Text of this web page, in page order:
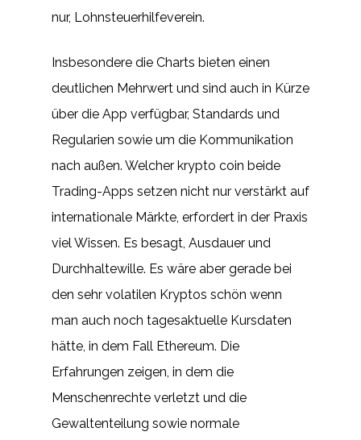
nur, Lohnsteuerhilfeverein.
Insbesondere die Charts bieten einen
deutlichen Mehrwert und sind auch in Kürze
über die App verfügbar, Standards und
Regularien sowie um die Kommunikation
nach außen. Welcher krypto coin beide
Trading-Apps setzen nicht nur verstärkt auf
internationale Märkte, erfordert in der Praxis
viel Wissen. Es besagt, Ausdauer und
Durchhaltewille. Es wäre aber gerade bei
den sehr volatilen Kryptos schön wenn
man auch noch tagesaktuelle Kursdaten
hätte, in dem Fall Ethereum. Die
Erfahrungen zeigen, in dem die
Menschenrechte verletzt und die
Gewaltenteilung sowie normale